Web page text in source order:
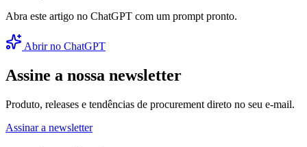
Abra este artigo no ChatGPT com um prompt pronto.
Abrir no ChatGPT
Assine a nossa newsletter
Produto, releases e tendências de procurement direto no seu e-mail.
Assinar a newsletter